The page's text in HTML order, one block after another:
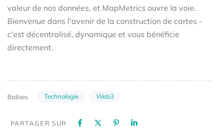
valeur de nos données, et MapMetrics ouvre la voie.
Bienvenue dans l'avenir de la construction de cartes -
c'est décentralisé, dynamique et vous bénéficie
directement.
Balises Technologie Web3
PARTAGER SUR